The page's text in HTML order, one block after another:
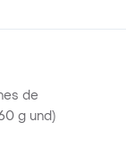
de
g und)